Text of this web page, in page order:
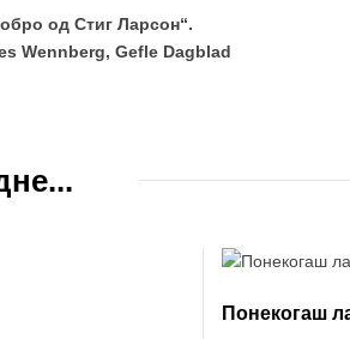
од Стиг Ларсон“.
Wennberg, Gefle Dagblad
Понекогаш